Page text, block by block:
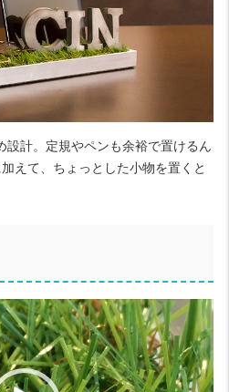
設計。定規やペンも余裕で置けるん
えて、ちょっとした小物を置くと